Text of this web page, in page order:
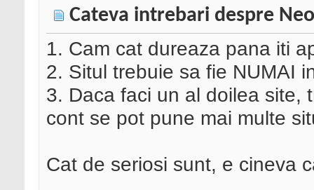
Cateva intrebari despre
1. Cam cat dureaza pana iti
2. Situl trebuie sa fie NUMAI
3. Daca faci un al doilea site,
cont se pot pune mai multe
Cat de seriosi sunt, e cineva